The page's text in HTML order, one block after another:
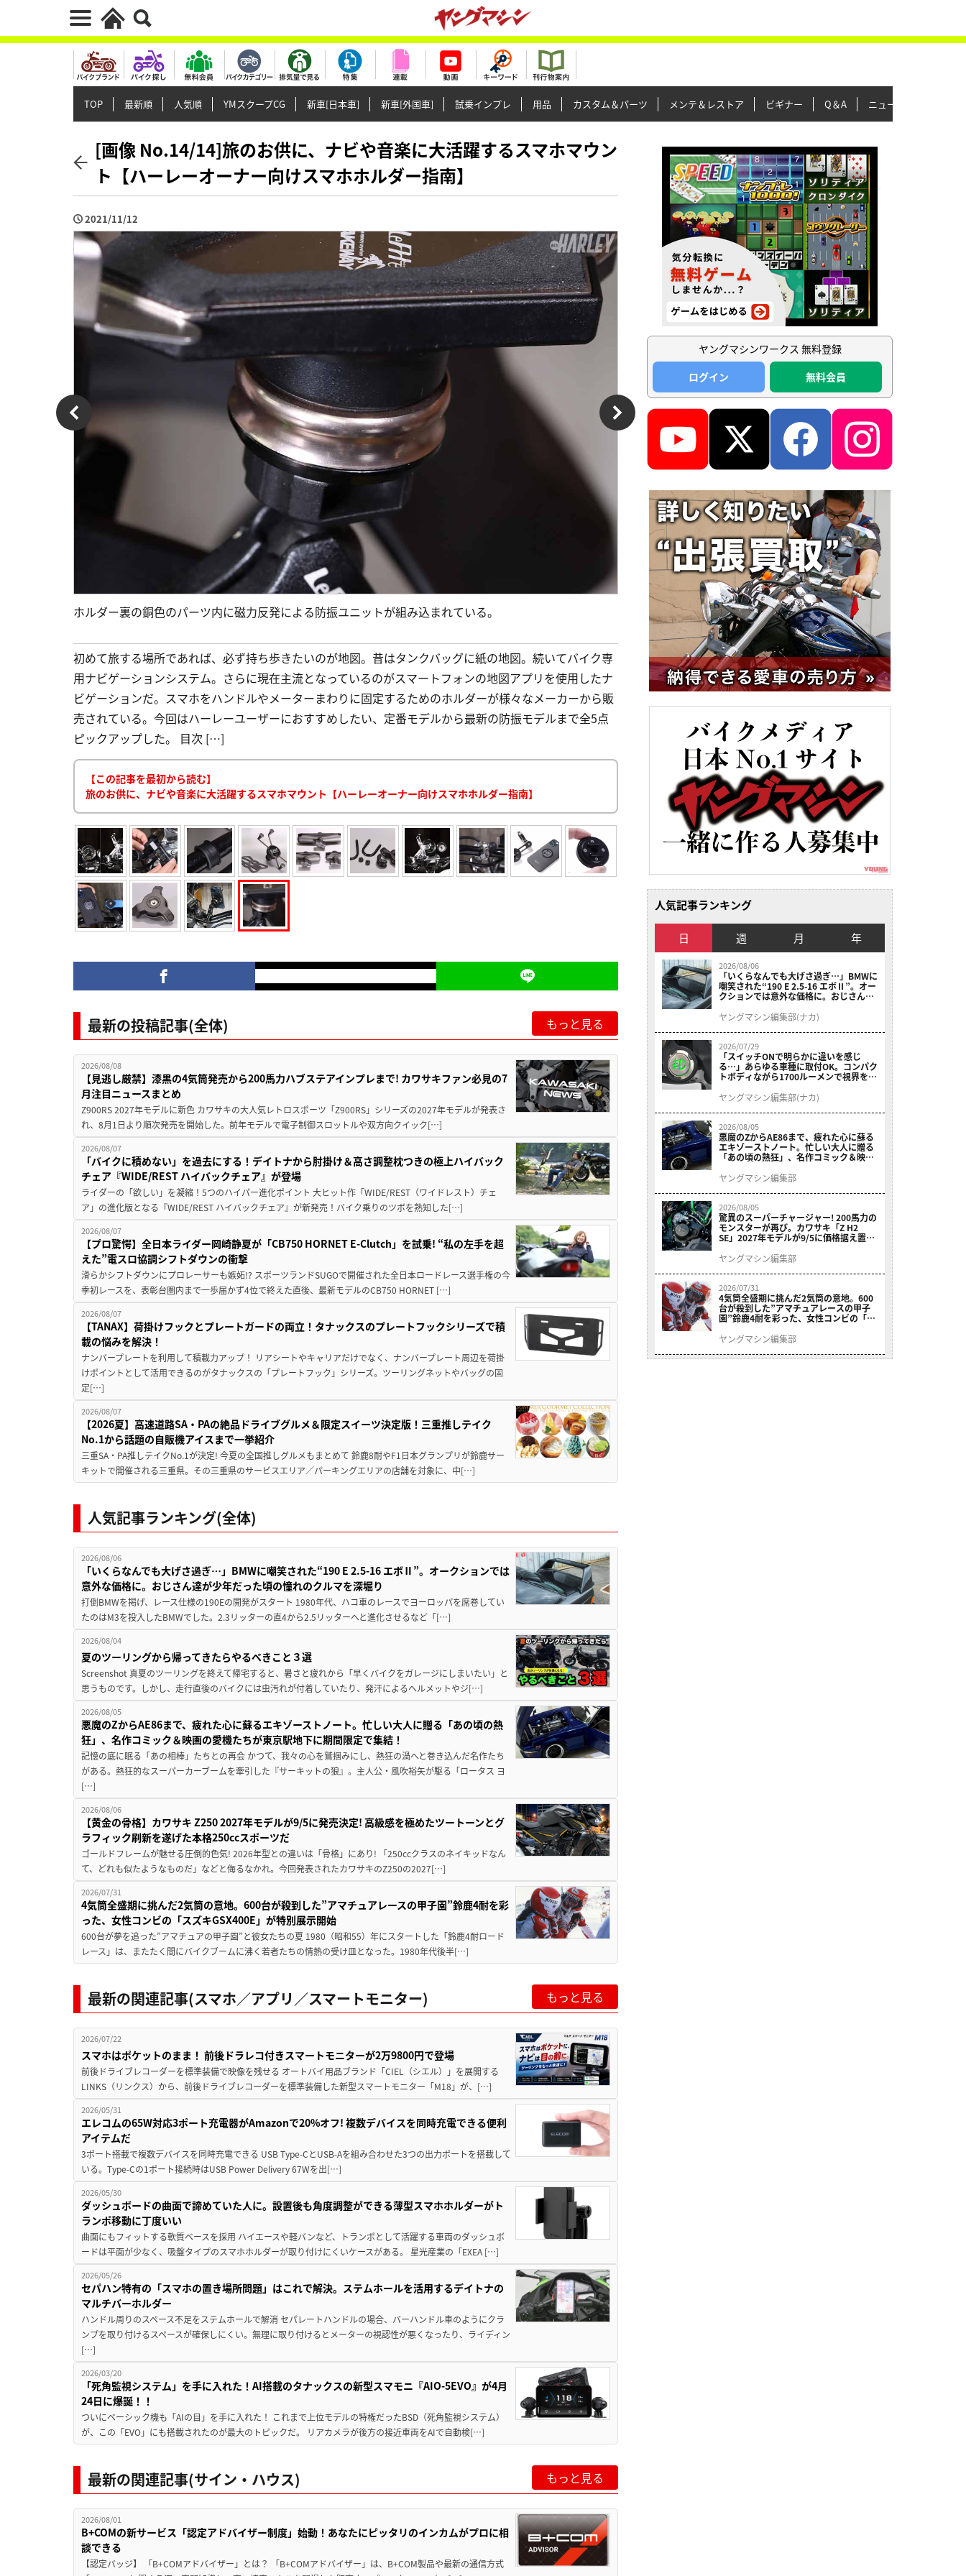
TOP 最新順 人気順 YMスクープCG 新車[日本車] 新車[外国車] 試乗インプレ 用品 カスタム＆パーツ メンテ＆レストア ビギナー Q＆A ニュース＆トピックス
[画像 No.14/14]旅のお供に、ナビや音楽に大活躍するスマホマウン
ト【ハーレーオーナー向けスマホホルダー指南】
2021/11/12
ホルダー裏の銅色のパーツ内に磁力反発による防振ユニットが組み込まれている。
初めて旅する場所であれば、必ず持ち歩きたいのが地図。昔はタンクバッグに紙の地図。続いてバイク専
用ナビゲーションシステム。さらに現在主流となっているのがスマートフォンの地図アプリを使用したナ
ビゲーションだ。スマホをハンドルやメーターまわりに固定するためのホルダーが様々なメーカーから販
売されている。今回はハーレーユーザーにおすすめしたい、定番モデルから最新の防振モデルまで全5点
ピックアップした。 目次 […]
【この記事を最初から読む】
旅のお供に、ナビや音楽に大活躍するスマホマウント【ハーレーオーナー向けスマホホルダー指南】
最新の投稿記事(全体) もっと見る
2026/08/08
【見逃し厳禁】漆黒の4気筒発売から200馬力ハブステアインプレまで! カワサキファン必見の7
月注目ニュースまとめ
Z900RS 2027年モデルに新色 カワサキの大人気レトロスポーツ「Z900RS」シリーズの2027年モデルが発表さ
れ、8月1日より順次発売を開始した。前年モデルで電子制御スロットルや双方向クイック[…]
2026/08/07
「バイクに積めない」を過去にする！デイトナから肘掛け＆高さ調整枕つきの極上ハイバック
チェア『WIDE/REST ハイバックチェア』が登場
ライダーの「欲しい」を凝縮！5つのハイパー進化ポイント 大ヒット作「WIDE/REST（ワイドレスト）チェ
ア」の進化版となる『WIDE/REST ハイバックチェア』が新発売！バイク乗りのツボを熟知した[…]
2026/08/07
【プロ驚愕】全日本ライダー岡崎静夏が「CB750 HORNET E-Clutch」を試乗! “私の左手を超
えた”電スロ協調シフトダウンの衝撃
滑らかシフトダウンにプロレーサーも嫉妬!? スポーツランドSUGOで開催された全日本ロードレース選手権の今
季初レースを、表彰台圏内まで一歩届かず4位で終えた直後、最新モデルのCB750 HORNET […]
2026/08/07
【TANAX】荷掛けフックとプレートガードの両立！タナックスのプレートフックシリーズで積
載の悩みを解決！
ナンバープレートを利用して積載力アップ！ リアシートやキャリアだけでなく、ナンバープレート周辺を荷掛
けポイントとして活用できるのがタナックスの「プレートフック」シリーズ。ツーリングネットやバッグの固
定[…]
2026/08/07
【2026夏】高速道路SA・PAの絶品ドライブグルメ＆限定スイーツ決定版！三重推しテイク
No.1から話題の自販機アイスまで一挙紹介
三重SA・PA推しテイクNo.1が決定! 今夏の全国推しグルメもまとめて 鈴鹿8耐やF1日本グランプリが鈴鹿サー
キットで開催される三重県。その三重県のサービスエリア／パーキングエリアの店舗を対象に、中[…]
人気記事ランキング(全体)
2026/08/06
「いくらなんでも大げさ過ぎ…」BMWに嘲笑された“190 E 2.5-16 エボⅡ”。オークションでは
意外な価格に。おじさん達が少年だった頃の憧れのクルマを深堀り
打倒BMWを掲げ、レース仕様の190Eの開発がスタート 1980年代、ハコ車のレースでヨーロッパを席巻してい
たのはM3を投入したBMWでした。2.3リッターの直4から2.5リッターへと進化させるなど「[…]
2026/08/04
夏のツーリングから帰ってきたらやるべきこと３選
Screenshot 真夏のツーリングを終えて帰宅すると、暑さと疲れから「早くバイクをガレージにしまいたい」と
思うものです。しかし、走行直後のバイクには虫汚れが付着していたり、発汗によるヘルメットやジ[…]
2026/08/05
悪魔のZからAE86まで、疲れた心に蘇るエキゾーストノート。忙しい大人に贈る「あの頃の熱
狂」、名作コミック＆映画の愛機たちが東京駅地下に期間限定で集結！
記憶の底に眠る「あの相棒」たちとの再会 かつて、我々の心を鷲掴みにし、熱狂の渦へと巻き込んだ名作たち
がある。熱狂的なスーパーカーブームを牽引した『サーキットの狼』。主人公・風吹裕矢が駆る「ロータス ヨ
[…]
2026/08/06
【黄金の骨格】カワサキ Z250 2027年モデルが9/5に発売決定! 高級感を極めたツートーンとグ
ラフィック刷新を遂げた本格250ccスポーツだ
ゴールドフレームが魅せる圧倒的色気! 2026年型との違いは「骨格」にあり! 「250ccクラスのネイキッドなん
て、どれも似たようなものだ」などと侮るなかれ。今回発表されたカワサキのZ250の2027[…]
2026/07/31
4気筒全盛期に挑んだ2気筒の意地。600台が殺到した”アマチュアレースの甲子園”鈴鹿4耐を彩
った、女性コンビの「スズキGSX400E」が特別展示開始
600台が夢を追った”アマチュアの甲子園”と彼女たちの夏 1980（昭和55）年にスタートした「鈴鹿4耐ロード
レース」は、またたく間にバイクブームに沸く若者たちの情熱の受け皿となった。1980年代後半[…]
最新の関連記事(スマホ／アプリ／スマートモニター) もっと見る
2026/07/22
スマホはポケットのまま！ 前後ドラレコ付きスマートモニターが2万9800円で登場
前後ドライブレコーダーを標準装備で映像を残せる オートバイ用品ブランド「CIEL（シエル）」を展開する
LINKS（リンクス）から、前後ドライブレコーダーを標準装備した新型スマートモニター「M18」が、[…]
2026/05/31
エレコムの65W対応3ポート充電器がAmazonで20%オフ! 複数デバイスを同時充電できる便利
アイテムだ
3ポート搭載で複数デバイスを同時充電できる USB Type-CとUSB-Aを組み合わせた3つの出力ポートを搭載して
いる。Type-Cの1ポート接続時はUSB Power Delivery 67Wを出[…]
2026/05/30
ダッシュボードの曲面で諦めていた人に。設置後も角度調整ができる薄型スマホホルダーがト
ランポ移動に丁度いい
曲面にもフィットする軟質ベースを採用 ハイエースや軽バンなど、トランポとして活躍する車両のダッシュボ
ードは平面が少なく、吸盤タイプのスマホホルダーが取り付けにくいケースがある。 星光産業の「EXEA […]
2026/05/26
セパハン特有の「スマホの置き場所問題」はこれで解決。ステムホールを活用するデイトナの
マルチバーホルダー
ハンドル周りのスペース不足をステムホールで解消 セパレートハンドルの場合、バーハンドル車のようにクラ
ンプを取り付けるスペースが確保しにくい。無理に取り付けるとメーターの視認性が悪くなったり、ライディン
[…]
2026/03/20
「死角監視システム」を手に入れた！AI搭載のタナックスの新型スマモニ『AIO-5EVO』が4月
24日に爆誕！！
ついにベーシック機も「AIの目」を手に入れた！ これまで上位モデルの特権だったBSD（死角監視システム）
が、この「EVO」にも搭載されたのが最大のトピックだ。 リアカメラが後方の接近車両をAIで自動検[…]
最新の関連記事(サイン・ハウス) もっと見る
2026/08/01
B+COMの新サービス「認定アドバイザー制度」始動！あなたにピッタリのインカムがプロに相
談できる
【認定バッジ】 「B+COMアドバイザー」とは？ 「B+COMアドバイザー」は、B+COM製品や最新の通信方式
ヤングマシンワークス 無料登録
ログイン
無料会員
人気記事ランキング
日 週 月 年
2026/08/06
「いくらなんでも大げさ過ぎ…」BMWに
嘲笑された“190 E 2.5-16 エボⅡ”。オー
クションでは意外な価格に。おじさん達
ヤングマシン編集部(ナカ)
2026/07/29
「スイッチONで明らかに違いを感じ
る…」あらゆる車種に取付OK。コンパク
トボディながら1700ルーメンで視界を確
ニット プレシャスレイ スモール］
ヤングマシン編集部(ナカ)
2026/08/05
悪魔のZからAE86まで、疲れた心に蘇る
エキゾーストノート。忙しい大人に贈る
「あの頃の熱狂」、名作コミック＆映画
結！
ヤングマシン編集部
2026/08/05
驚異のスーパーチャージャー! 200馬力の
モンスターが再び。カワサキ「Z H2
SE」2027年モデルが9/5に価格据え置き
ヤングマシン編集部
2026/07/31
4気筒全盛期に挑んだ2気筒の意地。600
台が殺到した”アマチュアレースの甲子
園”鈴鹿4耐を彩った、女性コンビの「ス
ヤングマシン編集部